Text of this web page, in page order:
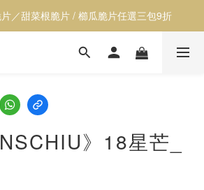
心涼】全館居家用品9折
／甜菜根脆片 / 櫛瓜脆片任選三包9折
心涼】全館居家用品9折
》18星芒_